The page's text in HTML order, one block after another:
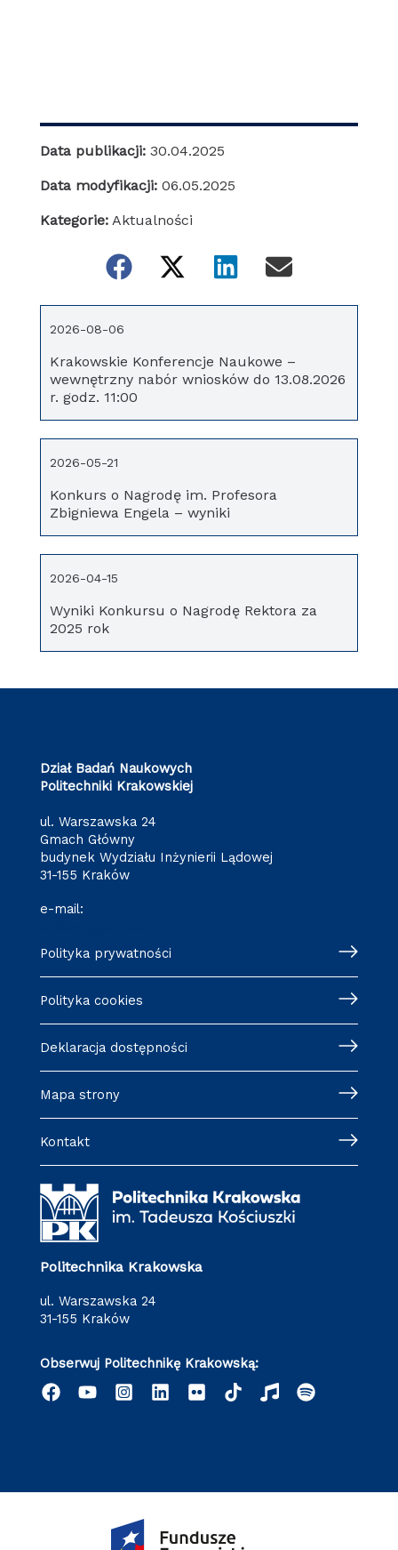
Data publikacji: 30.04.2025
Data modyfikacji: 06.05.2025
Kategorie: Aktualności
Krakowskie Konferencje Naukowe –
wewnętrzny nabór wniosków do 13.08.2026
r. godz. 11:00
2026-08-06
Konkurs o Nagrodę im. Profesora
Zbigniewa Engela – wyniki
2026-05-21
Wyniki Konkursu o Nagrodę Rektora za
2025 rok
2026-04-15
Dział Badań Naukowych
Politechniki Krakowskiej
ul. Warszawska 24
Gmach Główny
budynek Wydziału Inżynierii Lądowej
31-155 Kraków
e-mail:
Polityka prywatności
Polityka cookies
Deklaracja dostępności
Mapa strony
Kontakt
Politechnika Krakowska
ul. Warszawska 24
31-155 Kraków
Obserwuj Politechnikę Krakowską: